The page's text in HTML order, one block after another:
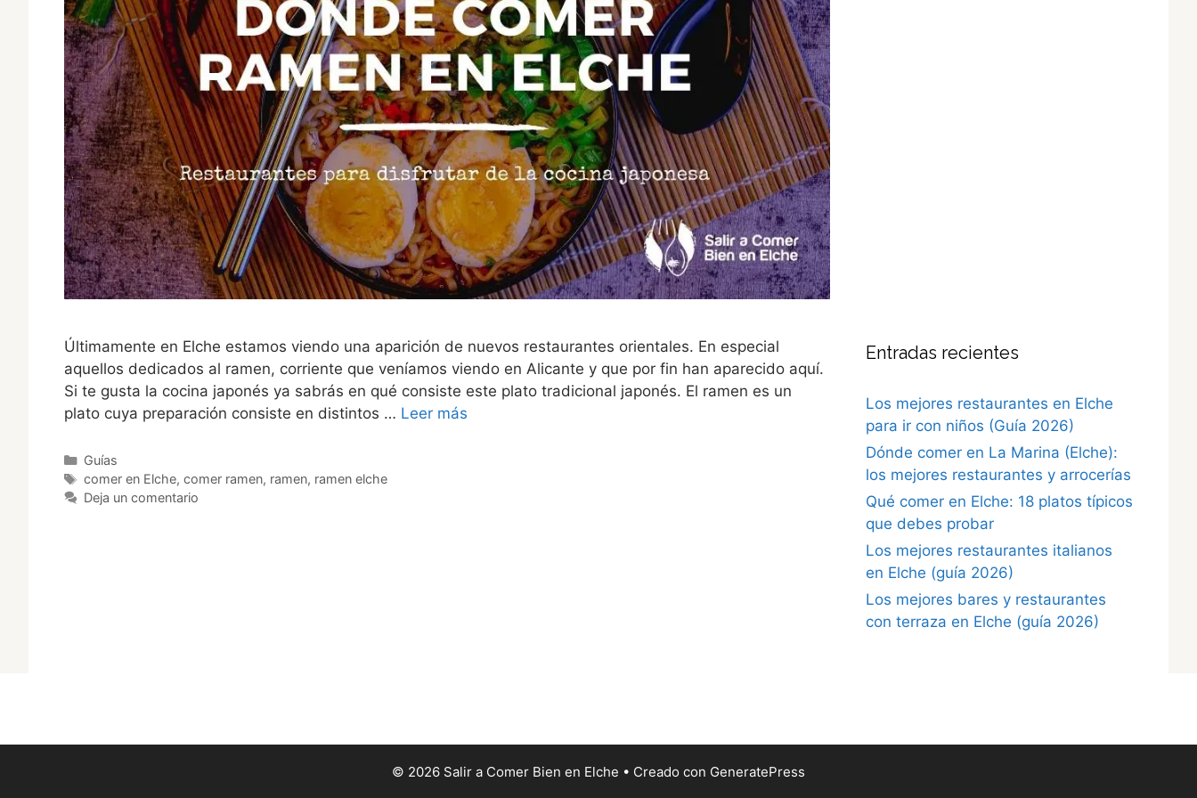
Últimamente en Elche estamos viendo una aparición de nuevos restaurantes orientales. En especial
aquellos dedicados al ramen, corriente que veníamos viendo en Alicante y que por fin han aparecido aquí.
Si te gusta la cocina japonés ya sabrás en qué consiste este plato tradicional japonés. El ramen es un
plato cuya preparación consiste en distintos … Leer más
Categorías
Guías
Etiquetas
comer en Elche, comer ramen, ramen, ramen elche
Deja un comentario
Entradas recientes
Los mejores restaurantes en Elche
para ir con niños (Guía 2026)
Dónde comer en La Marina (Elche):
los mejores restaurantes y arrocerías
Qué comer en Elche: 18 platos típicos
que debes probar
Los mejores restaurantes italianos
en Elche (guía 2026)
Los mejores bares y restaurantes
con terraza en Elche (guía 2026)
© 2026 Salir a Comer Bien en Elche • Creado con GeneratePress